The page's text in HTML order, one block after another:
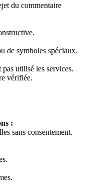
du commentaire
de symboles spéciaux.
utilisé les services.
vérifiée.
:
sans consentement.